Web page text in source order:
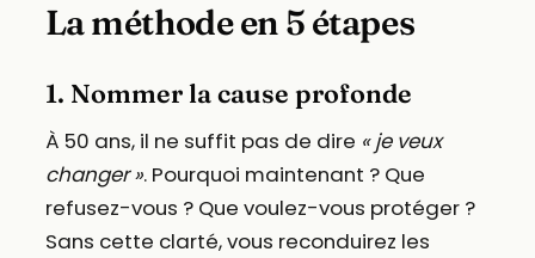
La méthode en 5 étapes
1. Nommer la cause profonde
À 50 ans, il ne suffit pas de dire « je veux
changer ». Pourquoi maintenant ? Que
refusez-vous ? Que voulez-vous protéger ?
Sans cette clarté, vous reconduirez les